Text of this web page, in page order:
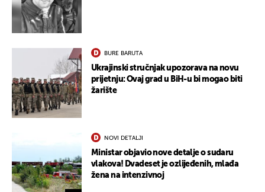
BURE BARUTA
Ukrajinski stručnjak upozorava na novu
prijetnju: Ovaj grad u BiH-u bi mogao biti
žarište
NOVI DETALJI
Ministar objavio nove detalje o sudaru
vlakova! Dvadeset je ozlijeđenih, mlađa
žena na intenzivnoj
UKLJUČITE NOTIFIKACIJE